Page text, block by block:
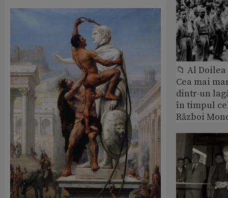
📁 Al
Cea mai
dintr-un
în timpul
Război